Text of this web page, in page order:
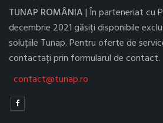
TUNAP ROMÂNIA| În parteneriat cu
decembrie 2021 găsiți disponibile
soluțiile Tunap. Pentru oferte de
contactați prin formularul de contact.
contact@tunap.ro